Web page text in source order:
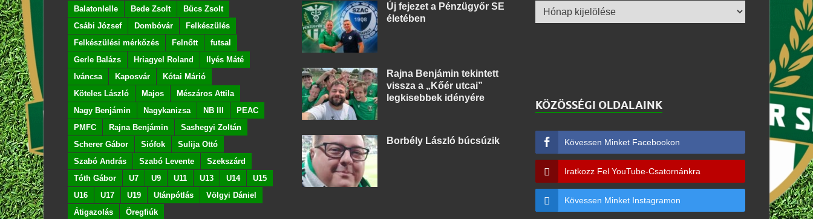
Balatonlelle Bede Zsolt
Bücs Zsolt
Csábi József
Dombóvár
Felkészülés
Felkészülési mérkőzés
Felnőtt
futsal
Gerle Balázs
Hriagyel Roland
Ilyés Máté
Iváncsa
Kaposvár
Kótai Márió
Köteles László
Majos
Mészáros Attila
Nagy Benjámin
Nagykanizsa NB III
PEAC
PMFC
Rajna Benjámin
Sashegyi Zoltán
Scherer Gábor
Siófok
Sulija Ottó
Szabó András
Szabó Levente
Szekszárd
Tóth Gábor
U7 U9 U11 U13 U14
U15
U16
U17 U19 Utánpótlás
Völgyi Dániel
Átigazolás
Öregfiúk
Új fejezet a Pénzügyőr SE
életében
Rajna Benjámin tekintett
vissza a „Kőér utcai”
legkisebbek idényére
Borbély László búcsúzik
KÖZÖSSÉGI OLDALAINK
Kövessen Minket Facebookon
Iratkozz Fel YouTube-Csatornánkra
Kövessen Minket Instagramon